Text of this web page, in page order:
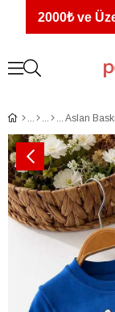
2000₺ ve